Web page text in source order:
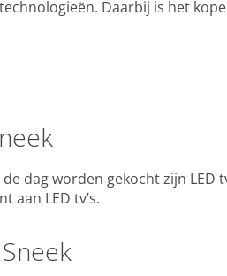
Daarbij is het
de dag worden gekocht zijn
aan LED tv’s.